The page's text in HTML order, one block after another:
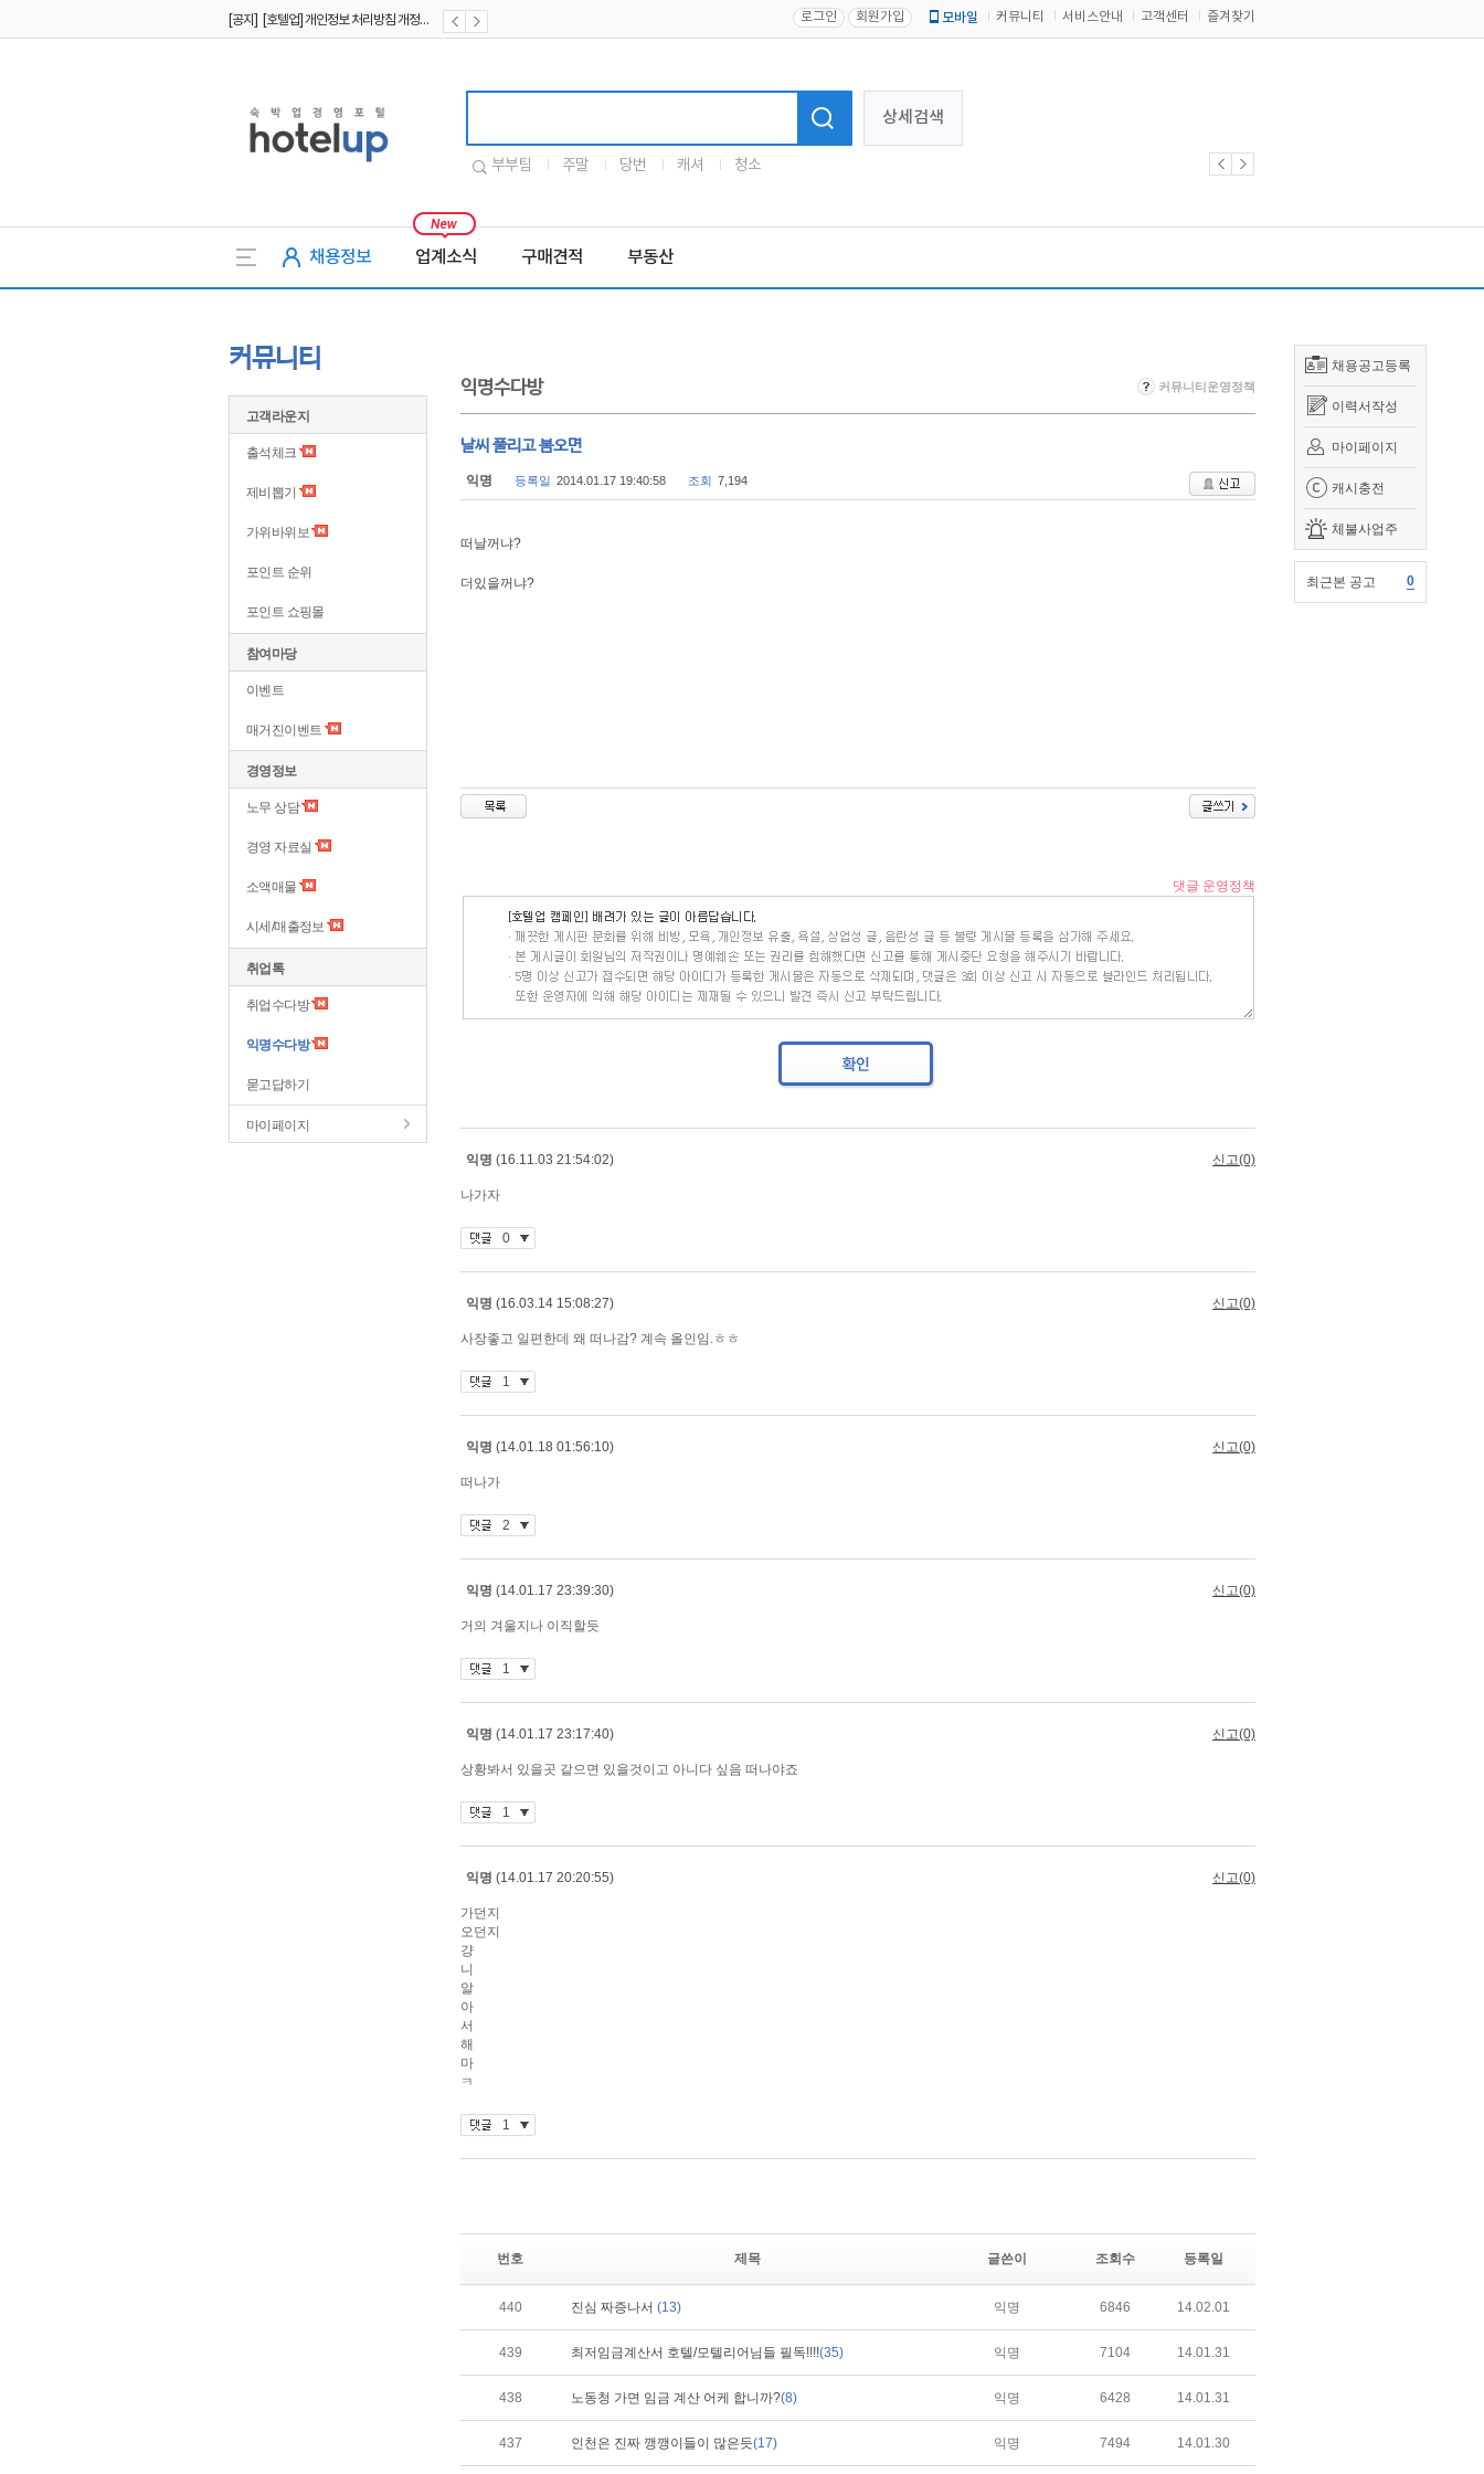
[공지] [호텔업] 개인정보 처리방침 개정본2 (19.09.02) 로그인 회원가입 모바일 커뮤니티 서비스안내 고객센터 즐겨찾기
상세검색
부부팀 주말 당번 캐셔 청소
채용정보 업계소식 구매견적 부동산
채용공고등록
이력서작성
마이페이지
캐시충전
체불사업주
최근본 공고 0
커뮤니티
고객라운지
출석체크
제비뽑기
가위바위보
포인트 순위
포인트 쇼핑몰
참여마당
이벤트
매거진이벤트
경영정보
노무 상담
경영 자료실
소액매물
시세/매출정보
취업톡
취업수다방
익명수다방
묻고답하기
마이페이지
익명수다방 커뮤니티운영정책
날씨 풀리고 봄오면
익명 등록일 2014.01.17 19:40:58 조회 7,194
떠날꺼냐?
더있을꺼냐?
번호 제목 글쓴이 조회수 등록일
440 진심 짜증나서 (13) 익명 6846 14.02.01
439 최저임금계산서 호텔/모텔리어님들 필독!!!!(35) 익명 7104 14.01.31
438 노동청 가면 임금 계산 어케 합니까?(8) 익명 6428 14.01.31
437 인천은 진짜 깽깽이들이 많은듯(17) 익명 7494 14.01.30